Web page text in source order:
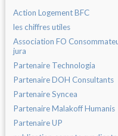
Action Logement BFC
les chiffres utiles
Association FO
jura
Partenaire Technologia
Partenaire DOH Consultants
Partenaire Syncea
Partenaire Malakoff Humanis
Partenaire UP